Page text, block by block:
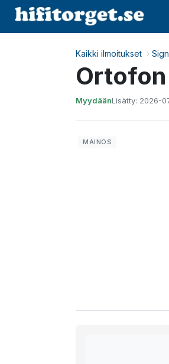
Kaikki ilmoitukset ›
MyydäänLisätty: 2026-